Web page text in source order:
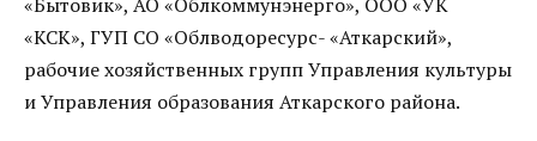
«КСК», ГУП СО «Облводоресурс- «Аткарский»,
рабочие хозяйственных групп Управления культуры
и Управления образования Аткарского района.